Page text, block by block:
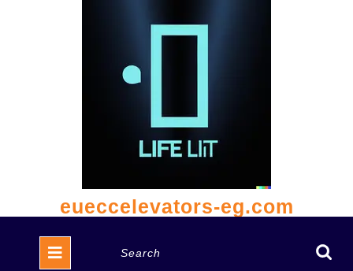
eueccelevators-eg.com
Open
Button